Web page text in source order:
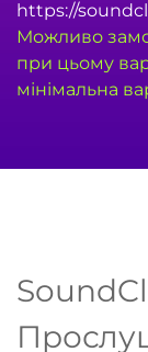
https://
Можливо
при цьому
мінімальна